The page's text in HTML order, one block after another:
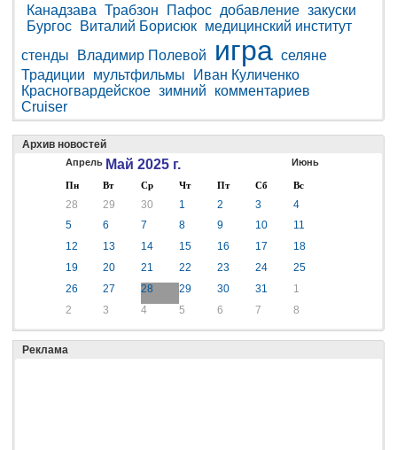
Канадзава Трабзон Пафос добавление закуски
Бургос
Виталий Борисюк медицинский институт
стенды
Владимир Полевой игра селяне
Традиции
мультфильмы
Иван Куличенко
Красногвардейское зимний
комментариев
Cruiser
Архив новостей
Апрель Май 2025 г. Июнь
Пн Вт Ср Чт Пт Сб Вс
28 29 30 1 2 3
4
5
6 7 8 9 10
11
12
13 14 15 16 17
18
19
20 21 22 23 24
25
26
27 28 29 30 31
1
2
3 4 5 6 7 8
Реклама